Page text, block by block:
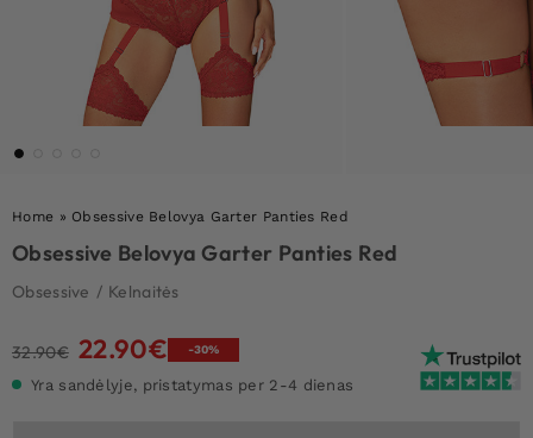
Home » Obsessive Belovya Garter Panties Red
Obsessive Belovya Garter Panties Red
Obsessive / Kelnaitės
32.90€ Original
was:
22.90€Current
-30%
Yra sandėlyje, pristatymas per 2-4 dienas